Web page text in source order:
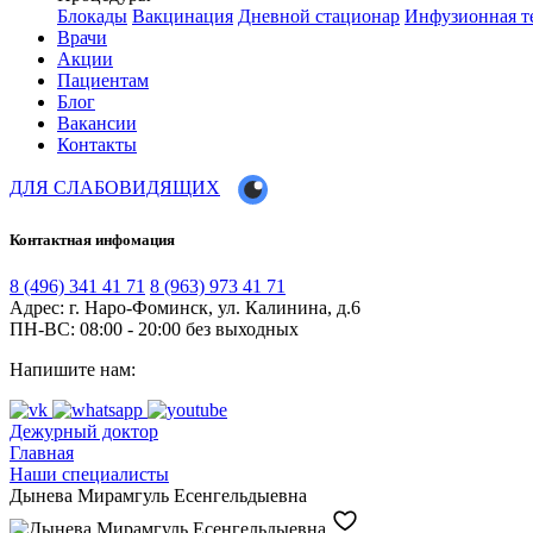
Блокады Вакцинация Дневной стационар Инфузионная
Врачи
Акции
Пациентам
Блог
Вакансии
Контакты
ДЛЯ СЛАБОВИДЯЩИХ
Контактная инфомация
8 (496) 341 41 71 8 (963) 973 41 71
Адрес: г. Наро-Фоминск, ул. Калинина, д.6
ПН-ВС: 08:00 - 20:00 без выходных
Напишите нам:
Дежурный доктор
Главная
Наши специалисты
Дынева Мирамгуль Есенгельдыевна